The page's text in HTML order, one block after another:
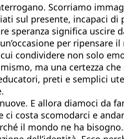
Scorriamo
sul presente, incapaci di
speranza significa uscire
per ripensare
condividere non solo
ma una certezza che
preti e semplici
E allora diamoci da
ci costa scomodarci e
il mondo ne ha